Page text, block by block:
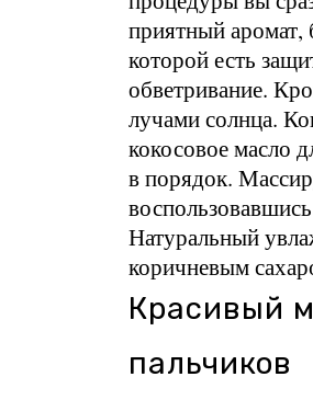
приятный аромат,
которой есть
обветривание.
лучами солнца.
кокосовое масло
в порядок.
Натуральный
коричневым
Красивый
пальчиков